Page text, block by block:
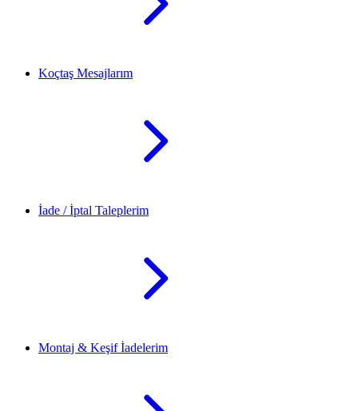
Koçtaş Mesajlarım
İade / İptal Taleplerim
Montaj & Keşif İadelerim